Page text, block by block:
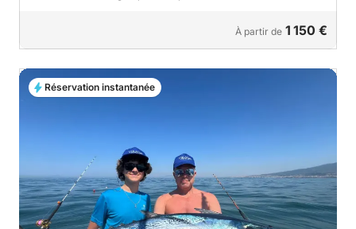
À partir de 1 150 €
Réservation instantanée